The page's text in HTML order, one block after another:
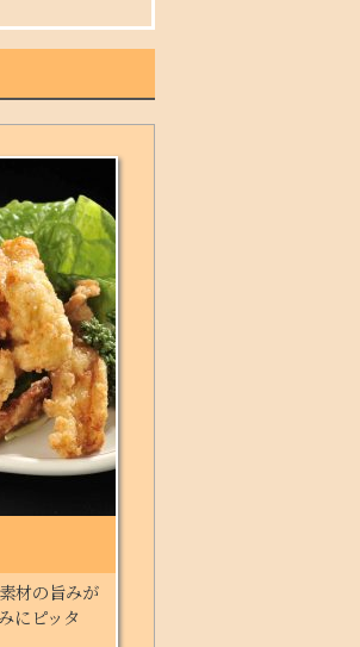
材の旨みが
にピッタ